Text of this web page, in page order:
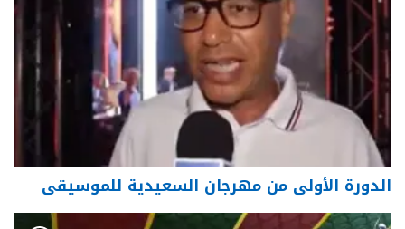
الدورة الأولى من مهرجان السعيدية للموسيقى